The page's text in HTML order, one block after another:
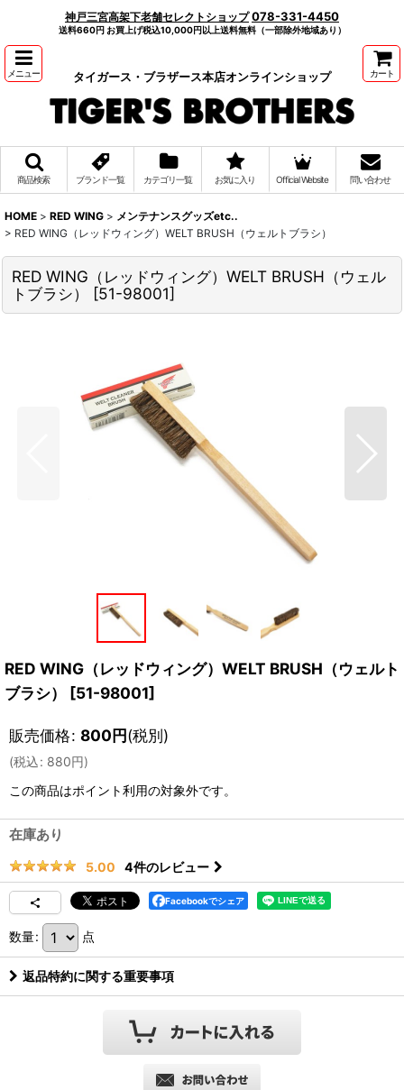
神戸三宮高架下老舗セレクトショップ 078-331-4450
送料660円 お買上げ税込10,000円以上送料無料（一部除外地域あり）
メニュー タイガース・ブラザース本店オンラインショップ カート
商品検索 ブランド一覧 カテゴリ一覧 お気に入り Official Website 問い合わせ
HOME > RED WING > メンテナンスグッズetc..
> RED WING（レッドウィング）WELT BRUSH（ウェルトブラシ）
RED WING（レッドウィング）WELT BRUSH（ウェル
トブラシ）
[51-98001]
RED WING（レッドウィング）WELT BRUSH（ウェルト
ブラシ）
[51-98001]
販売価格: 800円(税別)
(税込: 880円)
この商品はポイント利用の対象外です。
在庫あり
5.00 4件のレビュー
Facebookでシェア
数量: 点
返品特約に関する重要事項